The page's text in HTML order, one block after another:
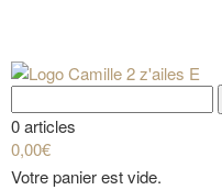
0 articles
0,00€
Votre panier est vide.